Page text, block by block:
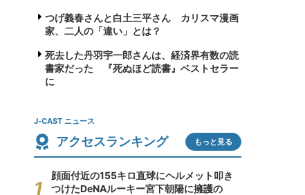
つげ義春さんと白土三平さん カリスマ漫画
家、二人の「違い」とは？
死去した丹羽宇一郎さんは、経済界有数の読
書家だった 『死ぬほど読書』ベストセラー
に
J-CAST ニュース
アクセスランキング もっと見る
顔面付近の155キロ直球にヘルメット叩き
つけたDeNAルーキー宮下朝陽に擁護の